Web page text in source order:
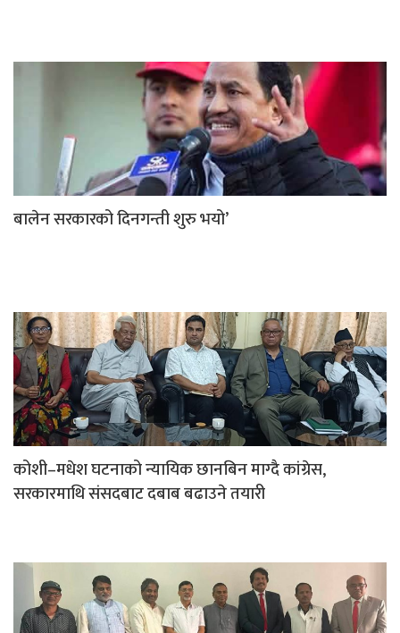
बालेन सरकारको दिनगन्ती शुरु भयो’
कोशी–मधेश घटनाको न्यायिक छानबिन माग्दै कांग्रेस,
सरकारमाथि संसदबाट दबाब बढाउने तयारी